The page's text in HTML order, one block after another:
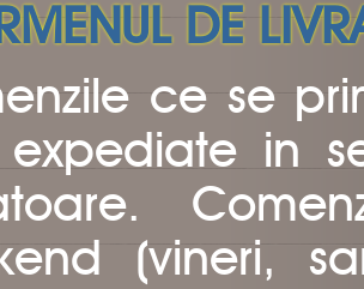
DE
ce se
expediate in
(vineri,